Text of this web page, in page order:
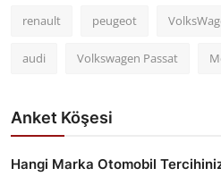
renault peugeot
audi Volkswagen Passat
Anket Köşesi
Hangi Marka Otomobil